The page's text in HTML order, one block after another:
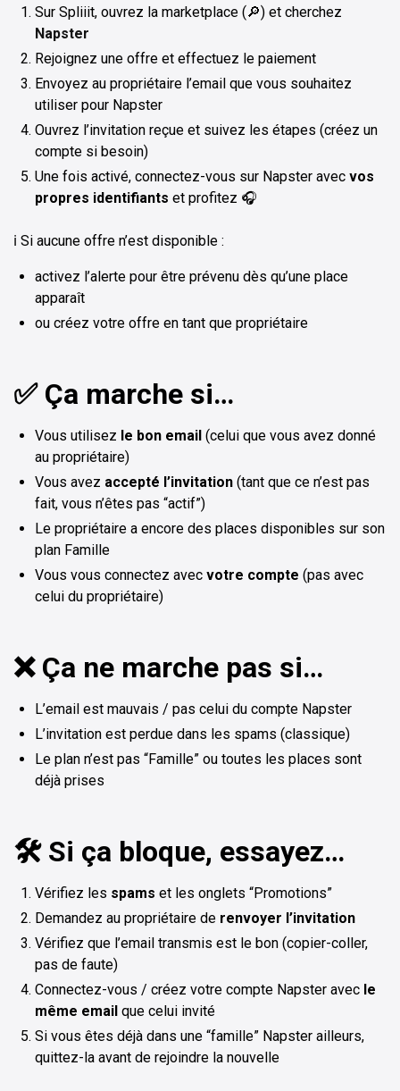
Sur Spliiit, ouvrez la marketplace (🔎) et cherchez
Napster
Rejoignez une offre et effectuez le paiement
Envoyez au propriétaire l’email que vous souhaitez
utiliser pour Napster
Ouvrez l’invitation reçue et suivez les étapes (créez un
compte si besoin)
Une fois activé, connectez-vous sur Napster avec vos
propres identifiants et profitez 🎧
ℹ️ Si aucune offre n’est disponible :
activez l’alerte pour être prévenu dès qu’une place
apparaît
ou créez votre offre en tant que propriétaire
✅ Ça marche si…
Vous utilisez le bon email (celui que vous avez donné
au propriétaire)
Vous avez accepté l’invitation (tant que ce n’est pas
fait, vous n’êtes pas “actif”)
Le propriétaire a encore des places disponibles sur son
plan Famille
Vous vous connectez avec votre compte (pas avec
celui du propriétaire)
❌ Ça ne marche pas si…
L’email est mauvais / pas celui du compte Napster
L’invitation est perdue dans les spams (classique)
Le plan n’est pas “Famille” ou toutes les places sont
déjà prises
🛠️ Si ça bloque, essayez…
Vérifiez les spams et les onglets “Promotions”
Demandez au propriétaire de renvoyer l’invitation
Vérifiez que l’email transmis est le bon (copier-coller,
pas de faute)
Connectez-vous / créez votre compte Napster avec le
même email que celui invité
Si vous êtes déjà dans une “famille” Napster ailleurs,
quittez-la avant de rejoindre la nouvelle